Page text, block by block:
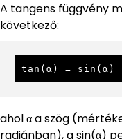
A tangens függvény
következő:
tan(α) = sin(α)
ahol α a szög
radiánban), a sin(α)